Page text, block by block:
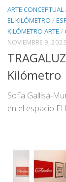
ARTE CONCEPTUAL
EL KILÓMETRO /
KILÓMETRO ARTE /
NOVIEMBRE 9, 2023
Kilómetro
Sofía Gallisá-
en el espacio